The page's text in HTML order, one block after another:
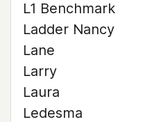
L1 Benchmark
Ladder Nancy
Lane
Larry
Laura
Ledesma